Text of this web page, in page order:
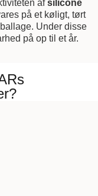
afsilicone
på et køligt, tørt
Under disse
på op til et år.